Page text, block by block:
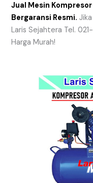
Jual Mesin
Bergaransi Resmi.
Laris Sejahtera Tel.
Harga Murah!